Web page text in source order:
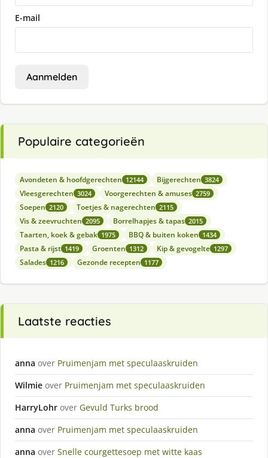
E-mail
Aanmelden
Populaire categorieën
Avondeten & hoofdgerechten 12144 Bijgerechten 3824
Vleesgerechten 3024 Voorgerechten & amuses 2759
Soepen 2120 Toetjes & nagerechten 2115
Vis & zeevruchten 2095 Borrelhapjes & tapas 2015
Taarten, koek & gebak 1975 BBQ & buiten koken 1434
Pasta & rijst 1419 Groenten 1312 Kip & gevogelte 1297
Salades 1216 Gezonde recepten 1177
Laatste reacties
anna over Pruimenjam met speculaaskruiden
Wilmie over Pruimenjam met speculaaskruiden
HarryLohr over Gevuld Turks brood
anna over Pruimenjam met speculaaskruiden
anna over Snelle courgettesoep met witte kaas